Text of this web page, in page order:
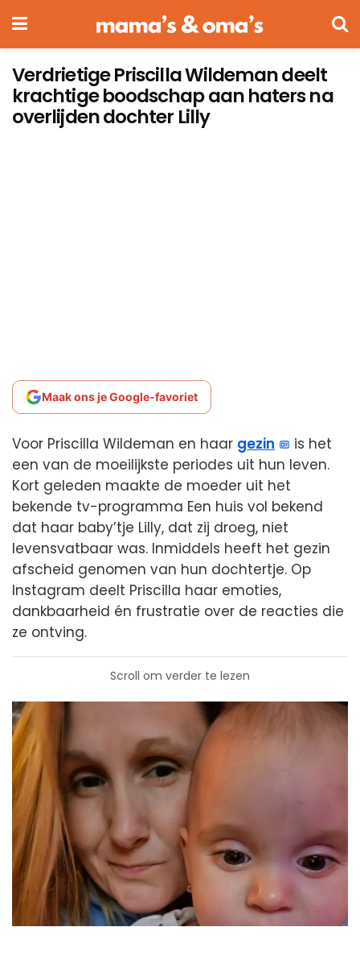
Verdrietige Priscilla Wildeman deelt
krachtige boodschap aan haters na
overlijden dochter Lilly
Maak ons je Google-favoriet
Voor Priscilla Wildeman en haar gezin
is het
een van de moeilijkste periodes uit hun leven.
Kort geleden maakte de moeder uit het
bekende tv-programma Een huis vol bekend
dat haar baby’tje Lilly, dat zij droeg, niet
levensvatbaar was. Inmiddels heeft het gezin
afscheid genomen van hun dochtertje. Op
Instagram deelt Priscilla haar emoties,
dankbaarheid én frustratie over de reacties die
ze ontving.
Scroll om verder te lezen